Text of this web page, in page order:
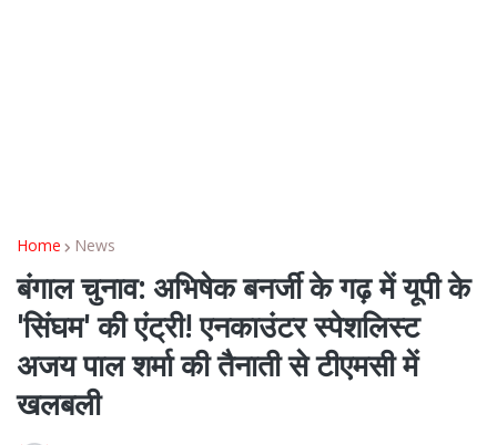
Home News
बंगाल चुनाव: अभिषेक बनर्जी के गढ़ में यूपी के
'सिंघम' की एंट्री! एनकाउंटर स्पेशलिस्ट
अजय पाल शर्मा की तैनाती से टीएमसी में
खलबली